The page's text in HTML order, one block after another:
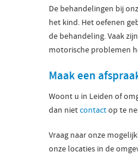
De behandelingen bij
het kind. Het oefenen
de behandeling. Vaak
motorische problemen
Maak een
Woont u in Leiden of
dan nietcontactop te
Vraag naar onze
onze locaties in de